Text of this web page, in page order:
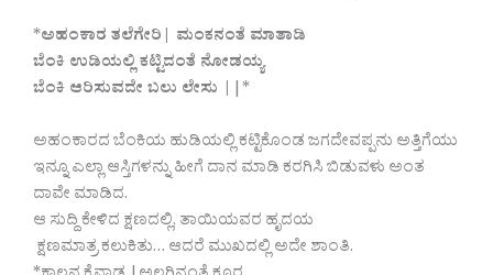
*ಅಹಂಕಾರ ತಲೆಗೇರಿ| ಮಂಕನಂತೆ ಮಾತಾಡಿ
ಬೆಂಕಿ ಉಡಿಯಲ್ಲಿ ಕಟ್ಟಿದಂತೆ ನೋಡಯ್ಯ
ಬೆಂಕಿ ಆರಿಸುವದೇ ಬಲು ಲೇಸು | |*
ಅಹಂಕಾರದ ಬೆಂಕಿಯ ಹುಡಿಯಲ್ಲಿ ಕಟ್ಟಿಕೊಂಡ ಜಗದೇವಪ್ಪನು ಅತ್ತಿಗೆಯು
ಇನ್ನೂ ಎಲ್ಲಾ ಆಸ್ತಿಗಳನ್ನು ಹೀಗೆ ದಾನ ಮಾಡಿ ಕರಗಿಸಿ ಬಿಡುವಳು ಅಂತ
ದಾವೇ ಮಾಡಿದ.
ಆ ಸುದ್ದಿ ಕೇಳಿದ ಕ್ಷಣದಲ್ಲಿ, ತಾಯಿಯವರ ಹೃದಯ
ಕ್ಷಣಮಾತ್ರ ಕಲುಕಿತು… ಆದರೆ ಮುಖದಲ್ಲಿ ಅದೇ ಶಾಂತಿ.